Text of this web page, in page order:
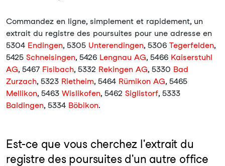
Commandez en ligne, simplement et rapidement, un
extrait du registre des poursuites pour une adresse en
5304 Endingen, 5305 Unterendingen, 5306 Tegerfelden,
5425 Schneisingen, 5426 Lengnau AG, 5466 Kaiserstuhl
AG, 5467 Fisibach, 5332 Rekingen AG, 5330 Bad
Zurzach, 5323 Rietheim, 5464 Rümikon AG, 5465
Mellikon, 5463 Wislikofen, 5462 Siglistorf, 5333
Baldingen, 5334 Böbikon.
Est-ce que vous cherchez l'extrait du
registre des poursuites d'un autre office